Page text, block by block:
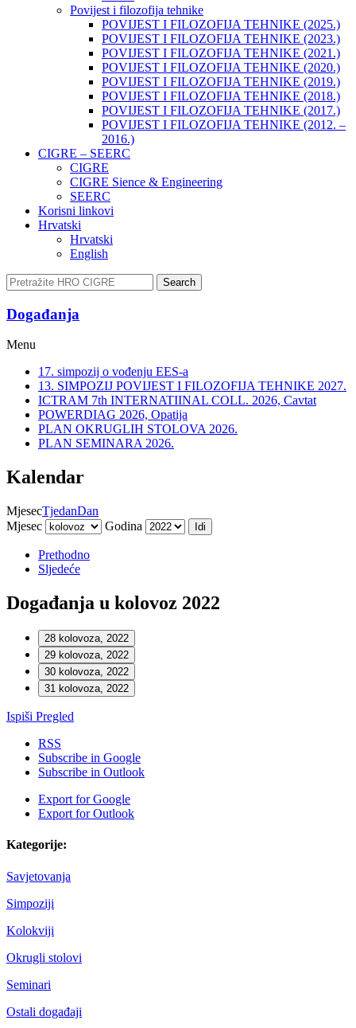
Povijest i filozofija tehnike
POVIJEST I FILOZOFIJA TEHNIKE (2025.)
POVIJEST I FILOZOFIJA TEHNIKE (2023.)
POVIJEST I FILOZOFIJA TEHNIKE (2021.)
POVIJEST I FILOZOFIJA TEHNIKE (2020.)
POVIJEST I FILOZOFIJA TEHNIKE (2019.)
POVIJEST I FILOZOFIJA TEHNIKE (2018.)
POVIJEST I FILOZOFIJA TEHNIKE (2017.)
POVIJEST I FILOZOFIJA TEHNIKE (2012. –
2016.)
CIGRE – SEERC
CIGRE
CIGRE Sience & Engineering
SEERC
Korisni linkovi
Hrvatski
Hrvatski
English
Search
Događanja​
Menu
17. simpozij o vođenju EES-a
13. SIMPOZIJ POVIJEST I FILOZOFIJA TEHNIKE 2027.
ICTRAM 7th INTERNATIINAL COLL. 2026, Cavtat
POWERDIAG 2026, Opatija
PLAN OKRUGLIH STOLOVA 2026.
PLAN SEMINARA 2026.
Kalendar
MjesecTjedanDan
Mjesec
Godina
Prethodno
Sljedeće
Događanja u kolovoz 2022
28 kolovoza, 2022
29 kolovoza, 2022
30 kolovoza, 2022
31 kolovoza, 2022
Ispiši Pregled
RSS
Subscribe in Google
Subscribe in Outlook
Export forGoogle
Export forOutlook
Kategorije:
Savjetovanja
Simpoziji
Kolokviji
Okrugli stolovi
Seminari
Ostali događaji